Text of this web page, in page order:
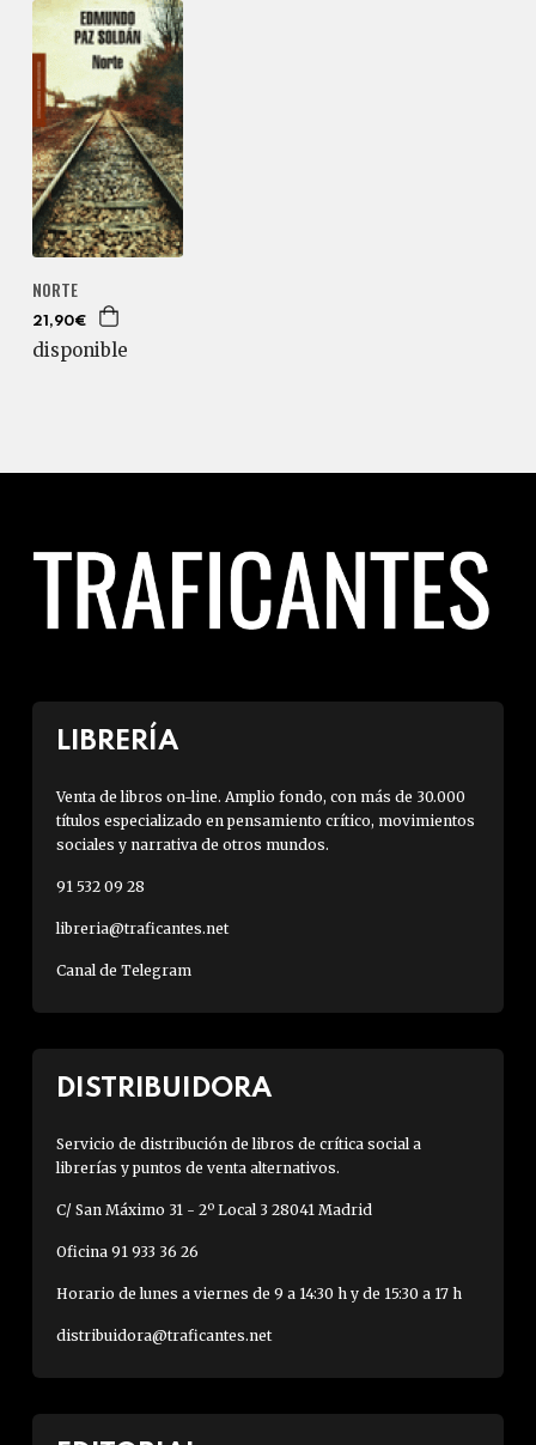
NORTE
21,90€
disponible
LIBRERÍA
Venta de libros on-line. Amplio fondo, con más de 30.000
títulos especializado en pensamiento crítico, movimientos
sociales y narrativa de otros mundos.
91 532 09 28
libreria@traficantes.net
Canal de Telegram
DISTRIBUIDORA
Servicio de distribución de libros de crítica social a
librerías y puntos de venta alternativos.
C/ San Máximo 31 - 2º Local 3 28041 Madrid
Oficina 91 933 36 26
Horario de lunes a viernes de 9 a 14:30 h y de 15:30 a 17 h
distribuidora@traficantes.net